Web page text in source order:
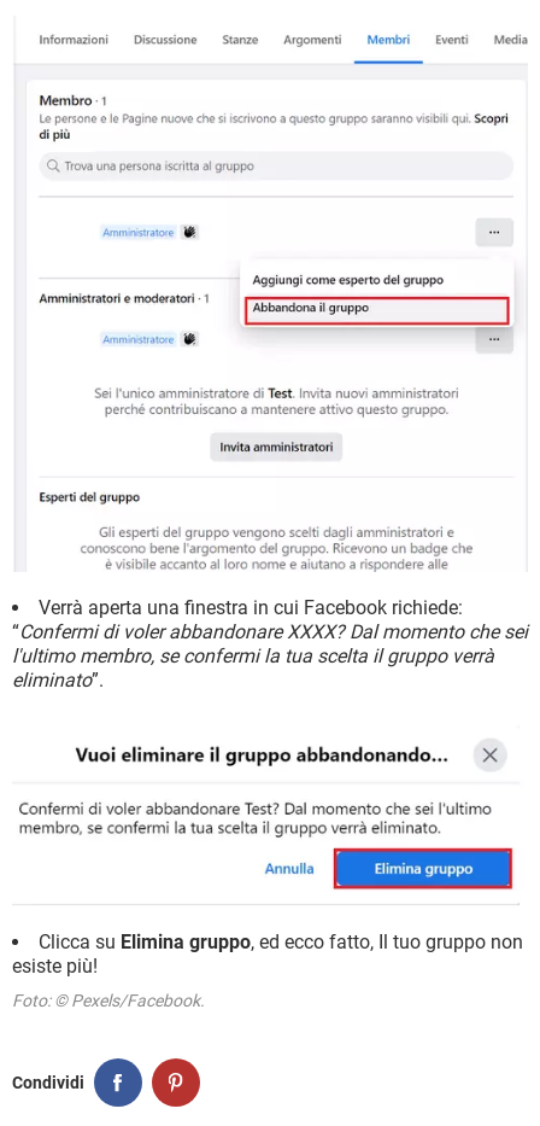
Verrà aperta una finestra in cui Facebook richiede:
“Confermi di voler abbandonare XXXX? Dal momento che sei
l'ultimo membro, se confermi la tua scelta il gruppo verrà
eliminato”.
Clicca su Elimina gruppo, ed ecco fatto, Il tuo gruppo non
esiste più!
Foto: © Pexels/Facebook.
Condividi